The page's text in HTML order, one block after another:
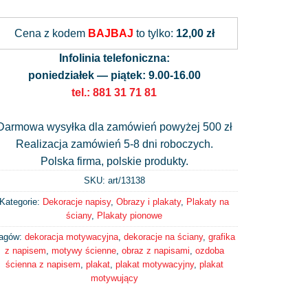
Cena z kodem BAJBAJ to tylko: 12,00 zł
Infolinia telefoniczna:
poniedziałek — piątek: 9.00-16.00
tel.: 881 31 71 81
wysyłka dla zamówień powyżej 500 zł
Realizacja zamówień 5-8 dni roboczych.
Polska firma, polskie produkty.
SKU: art/13138
Kategorie: Dekoracje napisy, Obrazy i plakaty, Plakaty na
ściany, Plakaty pionowe
dekoracja motywacyjna, dekoracje na ściany, grafika
z napisem motywy ścienne, obraz z napisami ozdoba
ścienna z napisem plakat, plakat motywacyjny, plakat
motywujący